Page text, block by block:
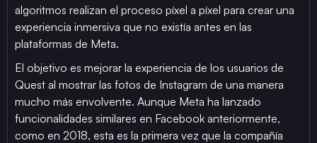
algoritmos realizan el proceso píxel a píxel para crear una
experiencia inmersiva que no existía antes en las
plataformas de Meta.
El objetivo es mejorar la experiencia de los usuarios de
Quest al mostrar las fotos de Instagram de una manera
mucho más envolvente. Aunque Meta ha lanzado
funcionalidades similares en Facebook anteriormente,
como en 2018, esta es la primera vez que la compañía